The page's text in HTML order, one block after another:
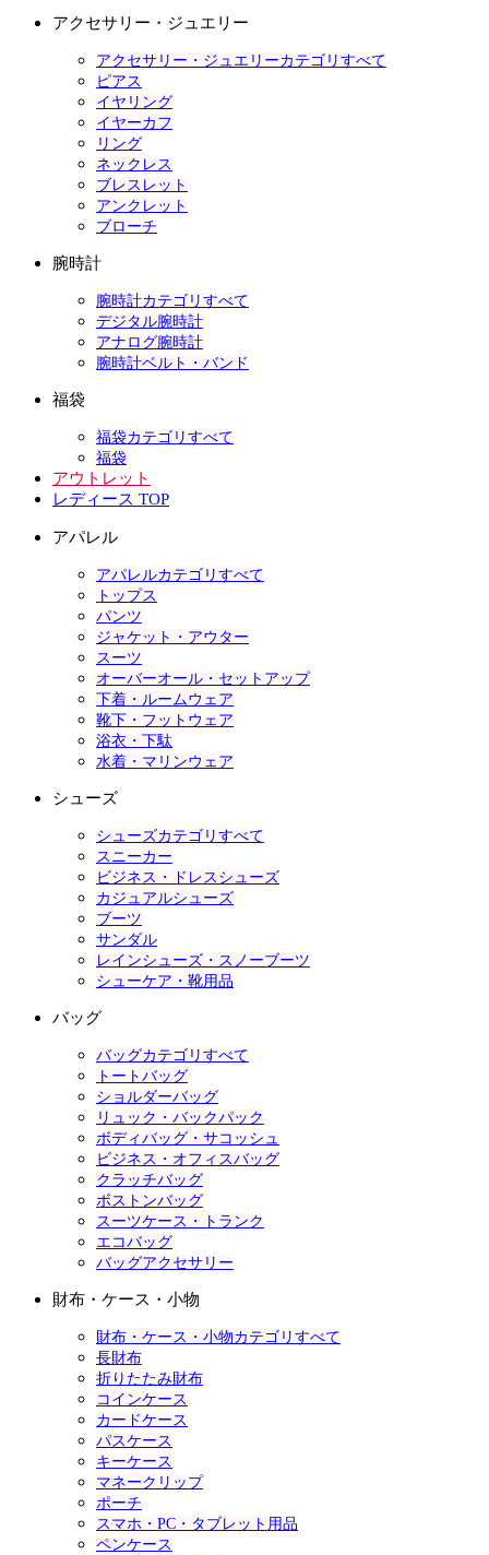
アクセサリー・ジュエリー
アクセサリー・ジュエリーカテゴリすべて
ピアス
イヤリング
イヤーカフ
リング
ネックレス
ブレスレット
アンクレット
ブローチ
腕時計
腕時計カテゴリすべて
デジタル腕時計
アナログ腕時計
腕時計ベルト・バンド
福袋
福袋カテゴリすべて
福袋
アウトレット
レディース TOP
アパレル
アパレルカテゴリすべて
トップス
パンツ
ジャケット・アウター
スーツ
オーバーオール・セットアップ
下着・ルームウェア
靴下・フットウェア
浴衣・下駄
水着・マリンウェア
シューズ
シューズカテゴリすべて
スニーカー
ビジネス・ドレスシューズ
カジュアルシューズ
ブーツ
サンダル
レインシューズ・スノーブーツ
シューケア・靴用品
バッグ
バッグカテゴリすべて
トートバッグ
ショルダーバッグ
リュック・バックパック
ボディバッグ・サコッシュ
ビジネス・オフィスバッグ
クラッチバッグ
ボストンバッグ
スーツケース・トランク
エコバッグ
バッグアクセサリー
財布・ケース・小物
財布・ケース・小物カテゴリすべて
長財布
折りたたみ財布
コインケース
カードケース
パスケース
キーケース
マネークリップ
ポーチ
スマホ・PC・タブレット用品
ペンケース